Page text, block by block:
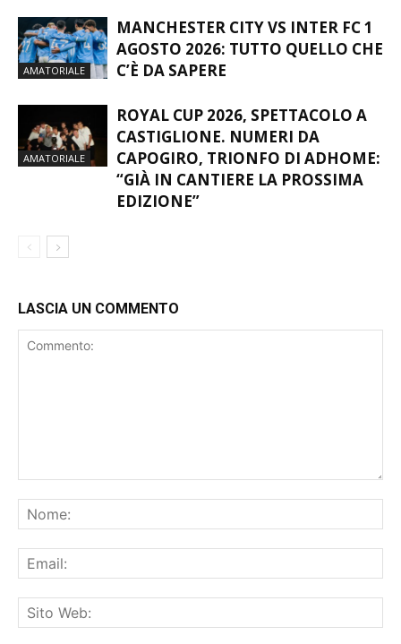
MANCHESTER CITY VS INTER FC 1
AGOSTO 2026: TUTTO QUELLO CHE
ROYAL CUP 2026, SPETTACOLO A
CASTIGLIONE. NUMERI DA
CAPOGIRO, TRIONFO DI ADHOME:
“GIÀ IN CANTIERE LA PROSSIMA
LASCIA UN COMMENTO